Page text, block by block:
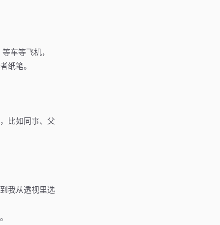
车等飞机，
纸笔。
比如同事、父
我从透视里选